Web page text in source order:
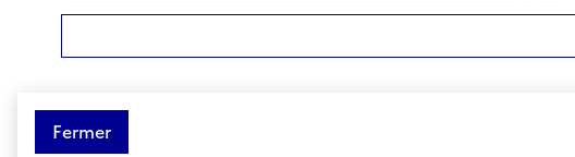
Fermer